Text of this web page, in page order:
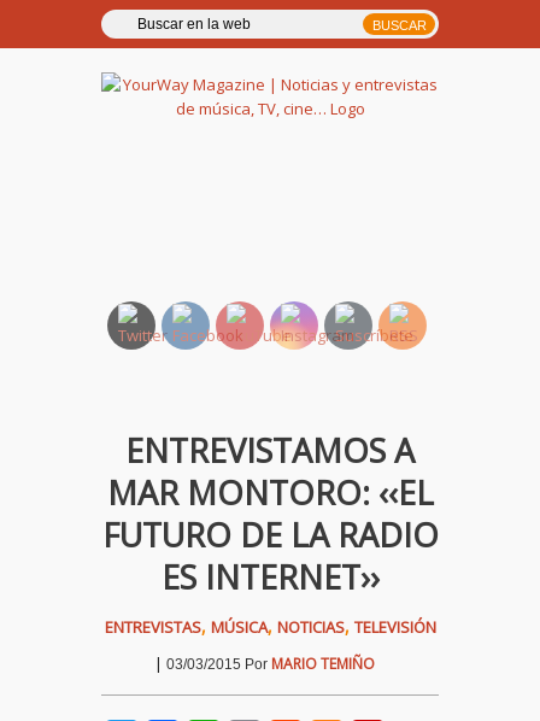
ENTREVISTAMOS A
MAR MONTORO: ‹‹EL
FUTURO DE LA RADIO
ES INTERNET››
ENTREVISTAS, MÚSICA, NOTICIAS, TELEVISIÓN
| 03/03/2015 Por MARIO TEMIÑO